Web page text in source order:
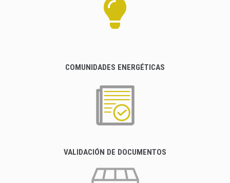
COMUNIDADES ENERGÉTICAS
VALIDACIÓN DE DOCUMENTOS